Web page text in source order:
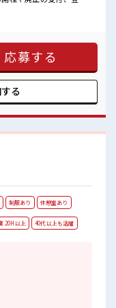
合によってはお願いす
ナシ！ ≪ヘアカラー
り奇抜でなければ基本
間で働ける≫ 福利厚生
！ もちろん男性の応募
応募する
る
制服あり 休憩室あり
20H以上 40代以上も活躍